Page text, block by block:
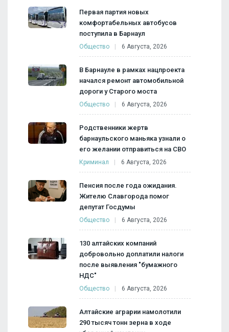
Первая партия новых
комфортабельных автобусов
поступила в Барнаул
Общество 6 Августа, 2026
В Барнауле в рамках нацпроекта
начался ремонт автомобильной
дороги у Старого моста
Общество 6 Августа, 2026
Родственники жертв
барнаульского маньяка узнали о
его желании отправиться на СВО
Криминал 6 Августа, 2026
Пенсия после года ожидания.
Жителю Славгорода помог
депутат Госдумы
Общество 6 Августа, 2026
130 алтайских компаний
добровольно доплатили налоги
после выявления "бумажного
НДС"
Общество 6 Августа, 2026
Алтайские аграрии намолотили
290 тысяч тонн зерна в ходе